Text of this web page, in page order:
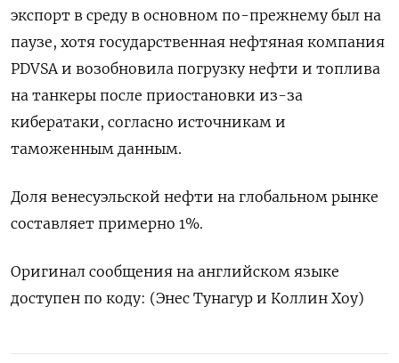
экспорт в среду в основном по-прежнему был на
паузе, хотя государственная нефтяная компания
PDVSA и возобновила погрузку нефти и топлива
на танкеры после приостановки из-за
кибератаки, согласно источникам и
таможенным данным.
Доля венесуэльской нефти на глобальном рынке
составляет примерно 1%.
Оригинал сообщения на английском языке
доступен по коду: (Энес Тунагур и Коллин Хоу)